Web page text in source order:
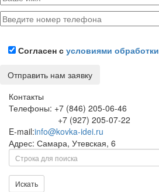
Согласен с условиями обработки
Контакты
Телефоны: +7 (846) 205-06-46
+7 (927) 205-07-22
E-mail:info@kovka-idei.ru
Адрес: Самара, Утевская, 6
Поиск
Искать